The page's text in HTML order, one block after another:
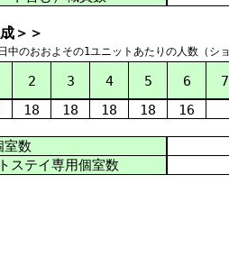
＞＞
のおおよその1ユニットあたりの人数（シ
2 3 4 5 6 7
18 18 18 18 16
室数
ステイ専用個室数